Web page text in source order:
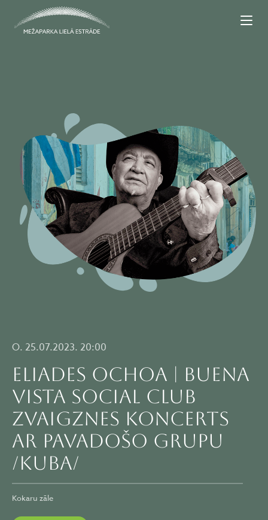
O. 25.07.2023. 20:00
ELIADES OCHOA | BUENA
VISTA SOCIAL CLUB
ZVAIGZNES koncerts
ar pavadošo grupu
/KUBA/
Kokaru zāle